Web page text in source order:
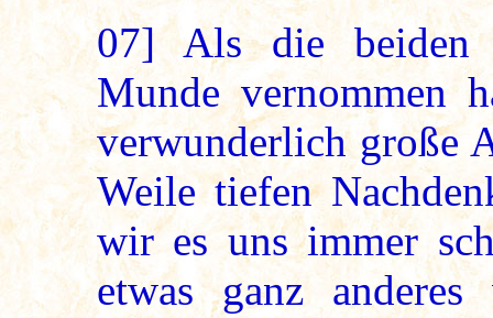
07] Als die beiden
Munde vernommen
verwunderlich große
Weile tiefen
wir es uns immer
etwas ganz